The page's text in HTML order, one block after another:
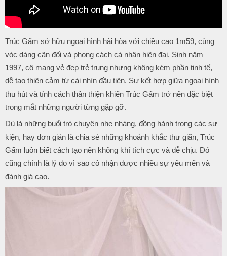
Trúc Gấm sở hữu ngoại hình hài hòa với chiều cao 1m59, cùng
vóc dáng cân đối và phong cách cá nhân hiện đại. Sinh năm
1997, cô mang vẻ đẹp trẻ trung nhưng không kém phần tinh tế,
dễ tạo thiện cảm từ cái nhìn đầu tiên. Sự kết hợp giữa ngoại hình
thu hút và tính cách thân thiện khiến Trúc Gấm trở nên đặc biệt
trong mắt những người từng gặp gỡ.
Dù là những buổi trò chuyện nhẹ nhàng, đồng hành trong các sự
kiện, hay đơn giản là chia sẻ những khoảnh khắc thư giãn, Trúc
Gấm luôn biết cách tạo nên không khí tích cực và dễ chịu. Đó
cũng chính là lý do vì sao cô nhận được nhiều sự yêu mến và
đánh giá cao.